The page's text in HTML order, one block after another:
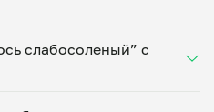
слабосоленый” с